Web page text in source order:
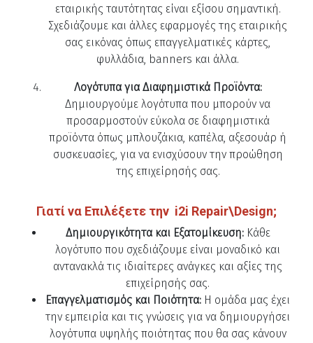
εταιρικής ταυτότητας είναι εξίσου σημαντική.
Σχεδιάζουμε και άλλες εφαρμογές της εταιρικής
σας εικόνας όπως επαγγελματικές κάρτες,
φυλλάδια, banners και άλλα.
Λογότυπα για Διαφημιστικά Προϊόντα:
Δημιουργούμε λογότυπα που μπορούν να
προσαρμοστούν εύκολα σε διαφημιστικά
προϊόντα όπως μπλουζάκια, καπέλα, αξεσουάρ ή
συσκευασίες, για να ενισχύσουν την προώθηση
της επιχείρησής σας.
Γιατί να Επιλέξετε την i2i Repair\Design;
Δημιουργικότητα και Εξατομίκευση:Κάθε
λογότυπο που σχεδιάζουμε είναι μοναδικό και
αντανακλά τις ιδιαίτερες ανάγκες και αξίες της
επιχείρησής σας.
Επαγγελματισμός και Ποιότητα: Η ομάδα μας έχει
την εμπειρία και τις γνώσεις για να δημιουργήσει
λογότυπα υψηλής ποιότητας που θα σας κάνουν